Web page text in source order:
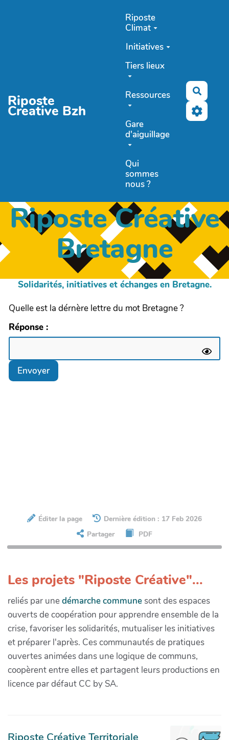
Riposte
Creative Bzh
Riposte
Climat
Initiatives
Tiers lieux
Ressources
Gare
d'aiguillage
Qui
sommes
nous ?
Riposte Créative
Bretagne
Solidarités, initiatives et échanges en Bretagne.
Quelle est la dérnère lettre du mot Bretagne ?
Réponse :
Envoyer
Éditer la page
Dernière édition : 17 Feb 2026
Partager
PDF